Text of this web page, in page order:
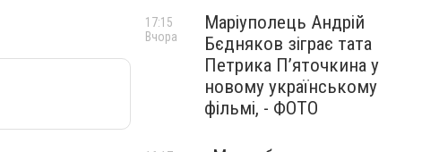
Маріуполець Андрій
Бєдняков зіграє тата
Петрика П’яточкина у
новому українському
фільмі, - ФОТО
17:15
Вчора